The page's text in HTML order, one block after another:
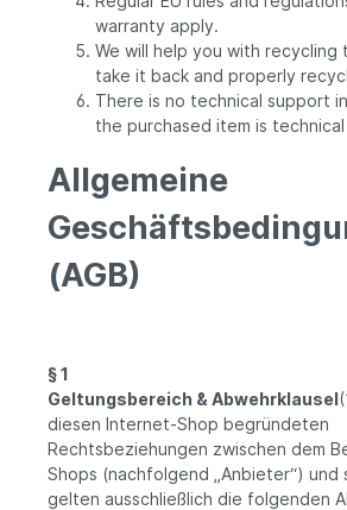
warranty apply.
We will help you with
take it back and properly
There is no technical support
the purchased item is
Allgemeine
(AGB)
§ 1
Geltungsbereich & Abwehrklausel
diesen Internet-Shop begründeten
Rechtsbeziehungen zwischen dem
Shops (nachfolgend „Anbieter“) und
gelten ausschließlich die folgenden